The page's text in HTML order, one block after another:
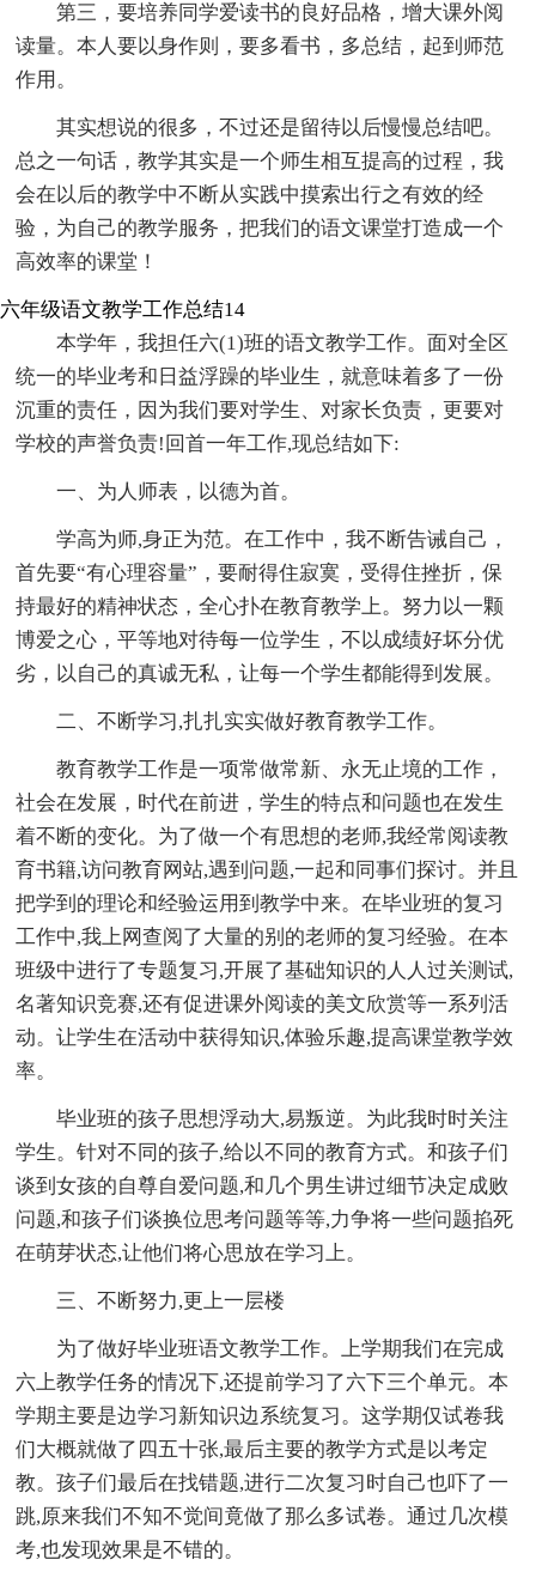
第三，要培养同学爱读书的良好品格，增大课外阅
读量。本人要以身作则，要多看书，多总结，起到师范
作用。
其实想说的很多，不过还是留待以后慢慢总结吧。
总之一句话，教学其实是一个师生相互提高的过程，我
会在以后的教学中不断从实践中摸索出行之有效的经
验，为自己的教学服务，把我们的语文课堂打造成一个
高效率的课堂！
六年级语文教学工作总结14
本学年，我担任六(1)班的语文教学工作。面对全区
统一的毕业考和日益浮躁的毕业生，就意味着多了一份
沉重的责任，因为我们要对学生、对家长负责，更要对
学校的声誉负责!回首一年工作,现总结如下:
一、为人师表，以德为首。
学高为师,身正为范。在工作中，我不断告诫自己，
首先要“有心理容量”，要耐得住寂寞，受得住挫折，保
持最好的精神状态，全心扑在教育教学上。努力以一颗
博爱之心，平等地对待每一位学生，不以成绩好坏分优
劣，以自己的真诚无私，让每一个学生都能得到发展。
二、不断学习,扎扎实实做好教育教学工作。
教育教学工作是一项常做常新、永无止境的工作，
社会在发展，时代在前进，学生的特点和问题也在发生
着不断的变化。为了做一个有思想的老师,我经常阅读教
育书籍,访问教育网站,遇到问题,一起和同事们探讨。并且
把学到的理论和经验运用到教学中来。在毕业班的复习
工作中,我上网查阅了大量的别的老师的复习经验。在本
班级中进行了专题复习,开展了基础知识的人人过关测试,
名著知识竞赛,还有促进课外阅读的美文欣赏等一系列活
动。让学生在活动中获得知识,体验乐趣,提高课堂教学效
率。
毕业班的孩子思想浮动大,易叛逆。为此我时时关注
学生。针对不同的孩子,给以不同的教育方式。和孩子们
谈到女孩的自尊自爱问题,和几个男生讲过细节决定成败
问题,和孩子们谈换位思考问题等等,力争将一些问题掐死
在萌芽状态,让他们将心思放在学习上。
三、不断努力,更上一层楼
为了做好毕业班语文教学工作。上学期我们在完成
六上教学任务的情况下,还提前学习了六下三个单元。本
学期主要是边学习新知识边系统复习。这学期仅试卷我
们大概就做了四五十张,最后主要的教学方式是以考定
教。孩子们最后在找错题,进行二次复习时自己也吓了一
跳,原来我们不知不觉间竟做了那么多试卷。通过几次模
考,也发现效果是不错的。